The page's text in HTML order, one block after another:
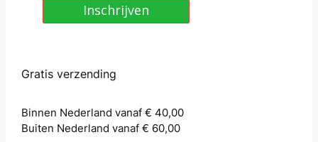
Inschrijven
Gratis verzending
Binnen Nederland vanaf € 40,00
Buiten Nederland vanaf € 60,00